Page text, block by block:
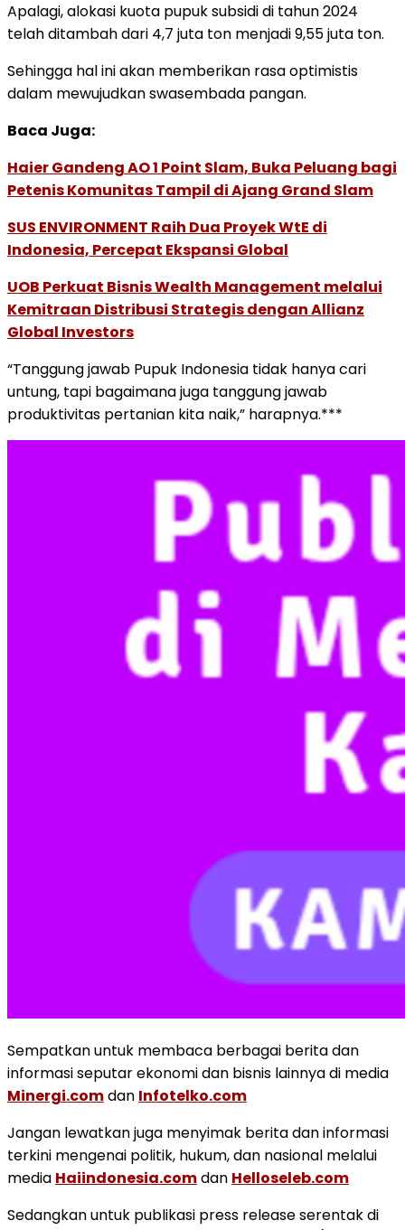
Apalagi, alokasi kuota pupuk subsidi di tahun 2024
telah ditambah dari 4,7 juta ton menjadi 9,55 juta ton.
Sehingga hal ini akan memberikan rasa optimistis
dalam mewujudkan swasembada pangan.
Baca Juga:
Haier Gandeng AO 1 Point Slam, Buka Peluang bagi
Petenis Komunitas Tampil di Ajang Grand Slam
SUS ENVIRONMENT Raih Dua Proyek WtE di
Indonesia, Percepat Ekspansi Global
UOB Perkuat Bisnis Wealth Management melalui
Kemitraan Distribusi Strategis dengan Allianz
Global Investors
“Tanggung jawab Pupuk Indonesia tidak hanya cari
untung, tapi bagaimana juga tanggung jawab
produktivitas pertanian kita naik,” harapnya.***
Sempatkan untuk membaca berbagai berita dan
informasi seputar ekonomi dan bisnis lainnya di media
Minergi.comdan Infotelko.com
Jangan lewatkan juga menyimak berita dan informasi
terkini mengenai politik, hukum, dan nasional melalui
media Haiindonesia.comdan Helloseleb.com
Sedangkan untuk publikasi press release serentak di